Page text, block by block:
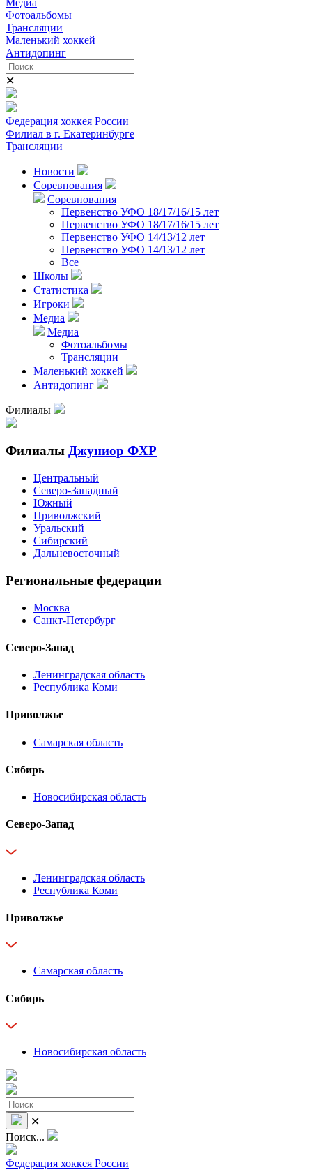
Фотоальбомы
Трансляции
Маленький хоккей
Антидопинг
✕
Федерация хоккея России
Филиал в г. Екатеринбурге
Трансляции
Новости
Соревнования
Соревнования
Первенство УФО 18/17/16/15 лет
Первенство УФО 18/17/16/15 лет
Первенство УФО 14/13/12 лет
Первенство УФО 14/13/12 лет
Все
Школы
Статистика
Игроки
Медиа
Медиа
Фотоальбомы
Трансляции
Маленький хоккей
Антидопинг
Филиалы
Филиалы Джуниор ФХР
Центральный
Северо-Западный
Южный
Приволжский
Уральский
Сибирский
Дальневосточный
Региональные федерации
Москва
Санкт-Петербург
Северо-Запад
Ленинградская область
Республика Коми
Приволжье
Самарская область
Сибирь
Новосибирская область
Северо-Запад
Ленинградская область
Республика Коми
Приволжье
Самарская область
Сибирь
Новосибирская область
✕
Поиск...
Федерация хоккея России